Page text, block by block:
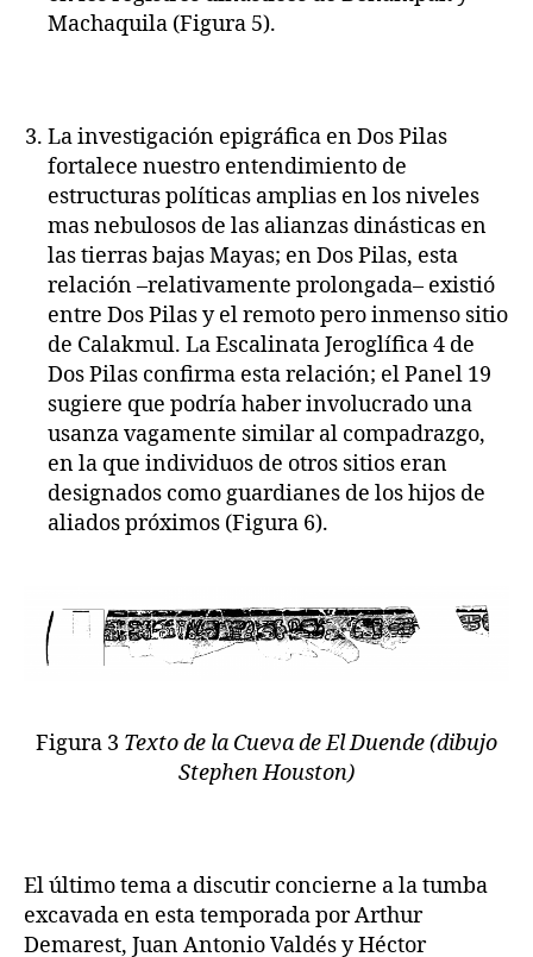
Machaquila (Figura 5).
La investigación epigráfica en Dos Pilas
fortalece nuestro entendimiento de
estructuras políticas amplias en los niveles
mas nebulosos de las alianzas dinásticas en
las tierras bajas Mayas; en Dos Pilas, esta
relación –relativamente prolongada– existió
entre Dos Pilas y el remoto pero inmenso sitio
de Calakmul. La Escalinata Jeroglífica 4 de
Dos Pilas confirma esta relación; el Panel 19
sugiere que podría haber involucrado una
usanza vagamente similar al compadrazgo,
en la que individuos de otros sitios eran
designados como guardianes de los hijos de
aliados próximos (Figura 6).
Figura 3 Texto de la Cueva de El Duende (dibujo
Stephen Houston)
El último tema a discutir concierne a la tumba
excavada en esta temporada por Arthur
Demarest, Juan Antonio Valdés y Héctor